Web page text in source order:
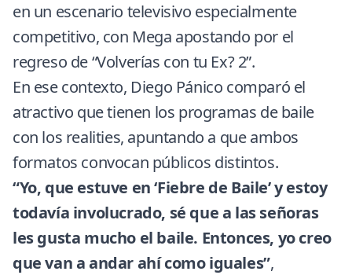
en un escenario televisivo especialmente
competitivo, con Mega apostando por el
regreso de “Volverías con tu Ex? 2”.
En ese contexto, Diego Pánico comparó el
atractivo que tienen los programas de baile
con los realities, apuntando a que ambos
formatos convocan públicos distintos.
“Yo, que estuve en ‘Fiebre de Baile’ y estoy
todavía involucrado, sé que a las señoras
les gusta mucho el baile. Entonces, yo creo
que van a andar ahí como iguales”,